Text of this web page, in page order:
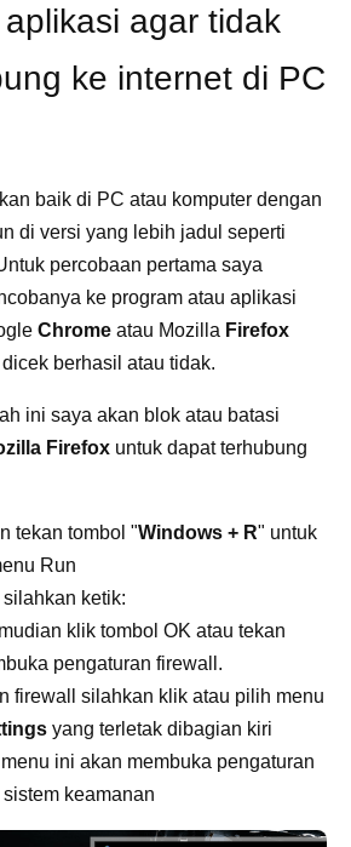
agar tidak
ke internet di PC
baik di PC atau komputer dengan
di versi yang lebih jadul seperti
percobaan pertama saya
ke program atau aplikasi
Chrome atau Mozilla Firefox
berhasil atau tidak.
ini saya akan blok atau batasi
Firefox untuk dapat terhubung
tekan tombol "Windows + R" untuk
Run
ketik:
klik tombol OK atau tekan
pengaturan firewall.
firewall silahkan klik atau pilih menu
yang terletak dibagian kiri
ini akan membuka pengaturan
keamanan